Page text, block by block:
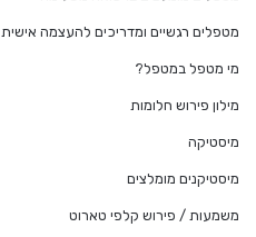
מטפלים רגשיים ומדריכים להעצמה אישית
מי מטפל במטפל?
מילון פירוש חלומות
מיסטיקה
מיסטיקנים מומלצים
משמעות / פירוש קלפי טארוט